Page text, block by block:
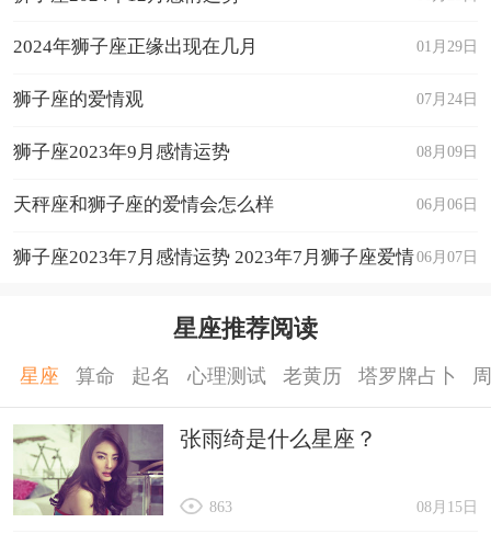
01月29日
2024年狮子座正缘出现在几月
07月24日
狮子座的爱情观
08月09日
狮子座2023年9月感情运势
06月06日
天秤座和狮子座的爱情会怎么样
06月07日
狮子座2023年7月感情运势 2023年7月狮子座爱情
星座推荐阅读
星座 算命 起名 心理测试 老黄历 塔罗牌占卜
张雨绮是什么星座？
08月15日
863